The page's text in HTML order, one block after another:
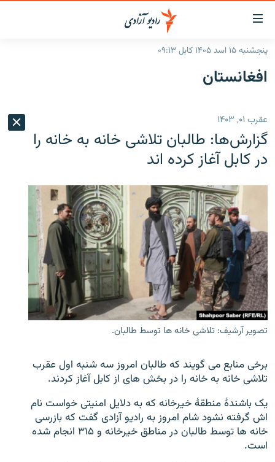
لینک‌های
قابل
دسترسی
بازگشت
بازگشت
به
منوی
اصلی
جستجو
صفحه نخست
گزارش‌ها
منطقه
شرق میانه
افغانستان
جهان
جدول نشرات
مصاحبه‌ها
مجموعه تصویری
ورزش
بحران مهاجرت
'کووید-۱۹'
تماس
صفحه پشتو
Azadi English
به ما بپیوندید
همۀ سایت‌های رادیو آزادی/ رادیو اروپای آزاد
پنجشنبه ۱۵ اسد ۱۴۰۵ کابل ۰۹:۱۳
افغانستان
عقرب ۰۱, ۱۴۰۳
گزارش‌ها: طالبان تلاشی خانه به خانه را
در کابل آغاز کرده اند
تصویر آرشیف: تلاشی خانه ها توسط طالبان.
برخی منابع می گویند که طالبان امروز سه شنبه اول عقرب
تلاشی خانه به خانه را در بخش های از کابل آغاز کردند.
یک باشندۀ منطقۀ خیرخانه که به دلایل امنیتی خواست نام
اش گرفته نشود شام امروز به رادیو آزادی گفت که بازرسی
خانه ها توسط طالبان در مناطق خیرخانه و ۳۱۵ انجام شده
است.